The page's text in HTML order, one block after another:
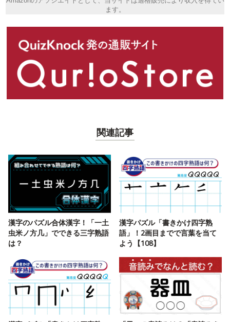
ます。
関連記事
漢字のパズル合体漢字！「一土
虫米ノ方几」でできる三字熟語
は？
漢字パズル「書きかけ四字熟
語」！2画目までで言葉を当て
よう【108】